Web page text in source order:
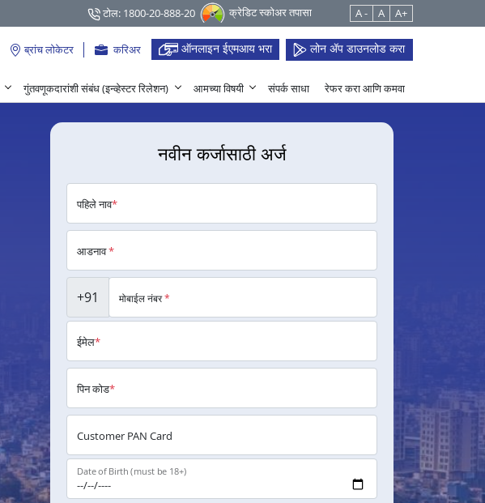
टोल: 1800-20-888-20 क्रेडिट स्कोअर तपासा A - A A+
ब्रांच लोकेटर करिअर ऑनलाइन ईएमआय भरा लोन ॲप डाउनलोड करा
गुंतवणूकदारांशी संबंध (इन्व्हेस्टर रिलेशन) आमच्या विषयी संपर्क साधा रेफर करा आणि कमवा
नवीन कर्जासाठी अर्ज
पहिले नाव*
आडनाव*
+91 मोबाईल नंबर*
ईमेल*
पिन कोड*
Customer PAN Card
Date of Birth (must be 18+)